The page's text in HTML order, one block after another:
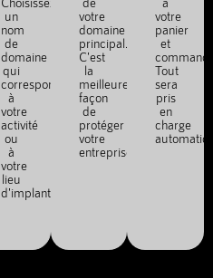
un
nom
de
domaine
qui
correspond
à
votre
activité
ou
à
votre
lieu
d'implantation.
votre
domaine
principal.
C'est
la
meilleure
façon
de
protéger
votre
entreprise.
votre
panier
et
Tout
sera
pris
en
charge